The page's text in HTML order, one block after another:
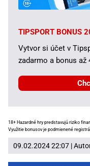
TIPSPORT BONUS
Vytvor si účet v
zadarmo a bonus až
18+ Hazardné hry predstavujú riziko
Využitie bonusov je podmienené
09.02.2024 22:07 |